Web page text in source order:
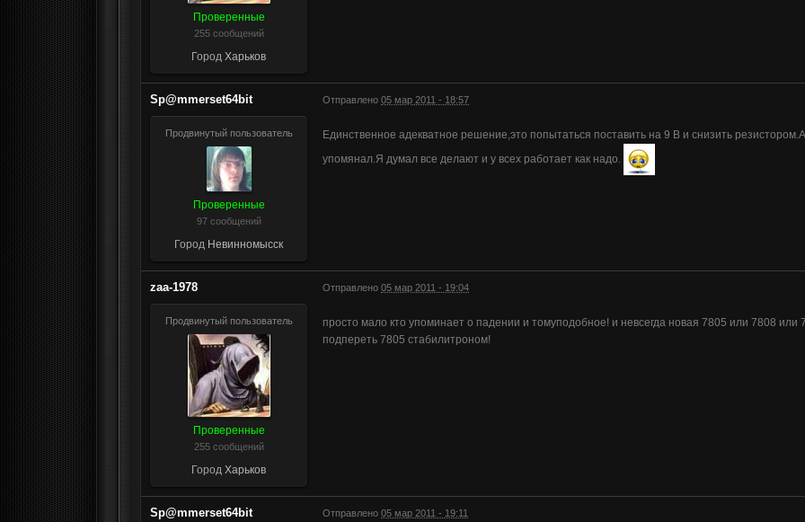
Проверенные
255 сообщений
Город Харьков
Sp@mmerset64bit Отправлено05 мар 2011 - 18:57
Продвинутый пользователь
Проверенные
97 сообщений
Город Невинномысск
Единственное адекватное решение,это попытаться поставить на 9 В и снизить
упомянал.Я думал все делают и у всех работает как надо.
zaa-1978 Отправлено05 мар 2011 - 19:04
Продвинутый пользователь
Проверенные
255 сообщений
Город Харьков
просто мало кто упоминает о падении и томуподобное! и невсегда новая 7805 или 7808
подпереть 7805 стабилитроном!
Sp@mmerset64bit Отправлено05 мар 2011 - 19:11